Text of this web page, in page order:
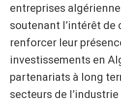
entreprises
soutenant l’intérêt de
renforcer leur
investissements en
partenariats à long
secteurs de